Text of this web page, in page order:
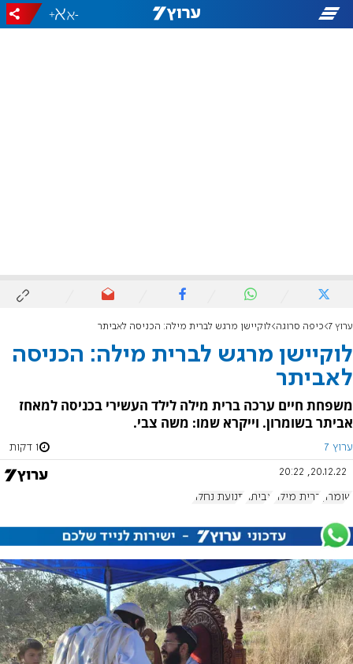
-
+
ערוץ 7 כיפה סרוגה לוקיישן מרגש לברית מילה: הכניסה לאביתר
לוקיישן מרגש לברית מילה: הכניסה
לאביתר
משפחת חיים ערכה ברית מילה לילד העשירי בכניסה למאחז
אביתר בשומרון. וייקרא שמו: משה צבי.
ערוץ 7 1 דקות
20.12.22, 20:22
שומרון ברית מילה אביתר תנועת נחלה